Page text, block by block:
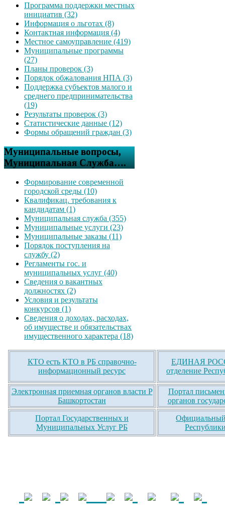
Программа поддержки местных
инициатив (32)
Информация о льготах (8)
Контактная информация (4)
Местное самоуправление (419)
Муниципальные программы
(27)
Планы проверок (3)
Порядок обжалования НПА (3)
Поддержка субъектов малого и
среднего предпринимательства
(19)
Результаты проверок (3)
Статистические данные (12)
Формы обращений граждан (3)
Муниципальные вопросы,
Муниципальная Служба….
Формирование современной
городской среды (10)
Квалификац. требования к
кандидатам (1)
Муниципальная служба (355)
Муниципальные услуги (23)
Муниципальные заказы (11)
Порядок поступления на
службу (2)
Регламенты гос. и
муниципальных услуг (40)
Сведения о вакантных
должностях (2)
Условия и результаты
конкурсов (1)
Сведения о доходах, расходах,
об имуществе и обязательствах
имущественного характера (18)
КТО есть КТО в РБ справочно-
информационный ресурс
ЕДИНАЯ
отделение
Электронная приемная органов власти Р
Башкортостан
Портал
органов
Портал Государственных и
Муниципальных Услуг РБ
Официальный